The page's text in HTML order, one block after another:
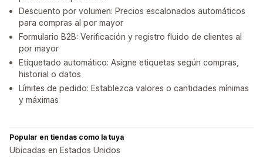
Descuento por volumen: Precios escalonados automáticos
para compras al por mayor
Formulario B2B: Verificación y registro fluido de clientes al
por mayor
Etiquetado automático: Asigne etiquetas según compras,
historial o datos
Límites de pedido: Establezca valores o cantidades mínimas
y máximas
Popular en tiendas como la tuya
Ubicadas en Estados Unidos